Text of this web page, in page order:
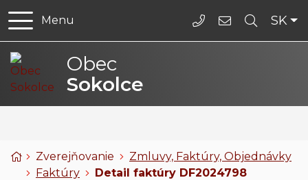
Rovno na obsah
Menu
035/7780104
SK
Obec
Sokolce
Úvodná stránka
Zverejňovanie
Zmluvy, Faktúry, Objednávky
Faktúry
Detail faktúry DF2024798